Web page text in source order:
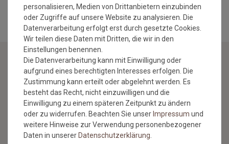
NEWSLETTER
Jetzt anmelden: Profitieren Sie von aktuellen Angeboten
und erfahren Sie von den neuesten Produkten als
erstes.*
NACHNAME
personalisieren, Medien von Drittanbietern einzubinden
oder Zugriffe auf unsere Website zu analysieren. Die
Datenverarbeitung erfolgt erst durch gesetzte Cookies.
Wir teilen diese Daten mit Dritten, die wir in den
Einstellungen benennen.
Die Datenverarbeitung kann mit Einwilligung oder
aufgrund eines berechtigten Interesses erfolgen. Die
Zustimmung kann erteilt oder abgelehnt werden. Es
besteht das Recht, nicht einzuwilligen und die
Einwilligung zu einem späteren Zeitpunkt zu ändern
oder zu widerrufen. Beachten Sie unserImpressum und
weitere Hinweise zur Verwendung personenbezogener
Daten in unsererDaten­schutz­erklärung